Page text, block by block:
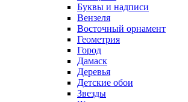
Буквы и надписи
Вензеля
Восточный орнамент
Геометрия
Город
Дамаск
Деревья
Детские обои
Звезды